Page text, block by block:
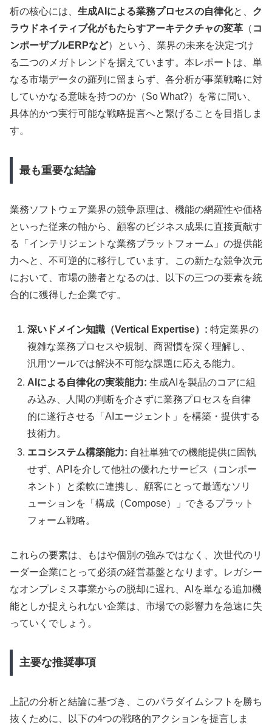
析の核心には、 生成AIによる業務プロセスの自律化と、 ク
ラウドネイティブ化がもたらすアーキテクチャの変革 （ コ
ンポーザブルERPなど）という、業界の未来を決定づけ
る二つのメガトレンドを据えています。本レポートは、単
なる市場データの羅列に留まらず、各分析が事業戦略に対
していかなる意味を持つのか（So What?）を常に問い、
具体的かつ実行可能な戦略提言へと繋げることを目指しま
す。
最も重要な結論
業務ソフトウェア業界の競争原理は、機能の網羅性や価格
といった従来の軸から、顧客のビジネス成果に直接貢献す
る「インテリジェントな業務プラットフォーム」の提供能
力へと、不可逆的に移行しています。この新たな競争次元
において、市場の勝者となるのは、以下の三つの要素を統
合的に獲得した企業です。
深いドメイン知識（Vertical Expertise）: 特定業界の
複雑な業務プロセスや規制、商習慣を深く理解し、
汎用ツールでは解決不可能な課題に応える能力。
AIによる自律化の実装能力: 生成AIを製品のコアに組
み込み、人間の判断を介さずに業務プロセスを自律
的に遂行させる「AIエージェント」を構築・提供する
技術力。
エコシステム構築能力: 自社単独での機能提供に固執
せず、APIを介して他社の優れたサービス（コンポー
ネント）と柔軟に連携し、顧客にとって最適なソリ
ューションを「構成（Compose）」できるプラット
フォーム戦略。
これらの要素は、もはや個別の強みではなく、次世代のリ
ーダー企業にとって必須の経営基盤となります。レガシー
なオンプレミス事業からの脱却に遅れ、AIを単なる追加機
能としか捉えられない企業は、市場での影響力を急速に失
っていくでしょう。
主要な推奨事項
上記の分析と結論に基づき、このパラダイムシフトを勝ち
抜くために、以下の4つの戦略的アクションを提言しま